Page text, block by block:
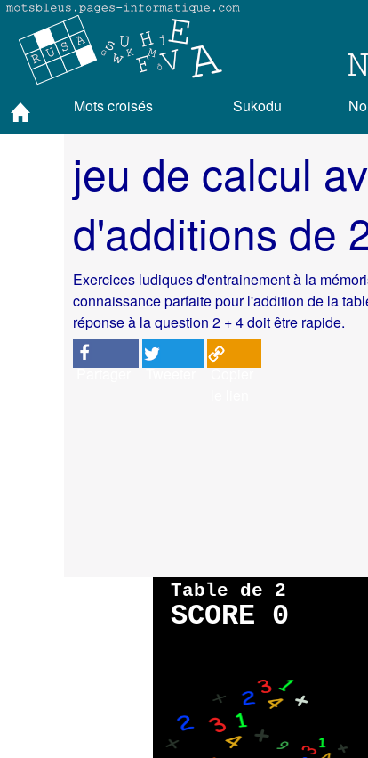
Mots croisés Sukodu
jeu de calcul
d'additions de
Exercices ludiques d'entrainement à la
connaissance parfaite pour l'addition de la
réponse à la question 2 + 4 doit être rapide.
Partager Tweeter
Copier